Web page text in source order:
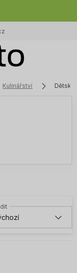
Kulinářství Dětské